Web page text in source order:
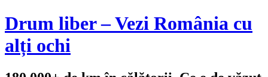
Drum liber – Vezi România cu
alți ochi